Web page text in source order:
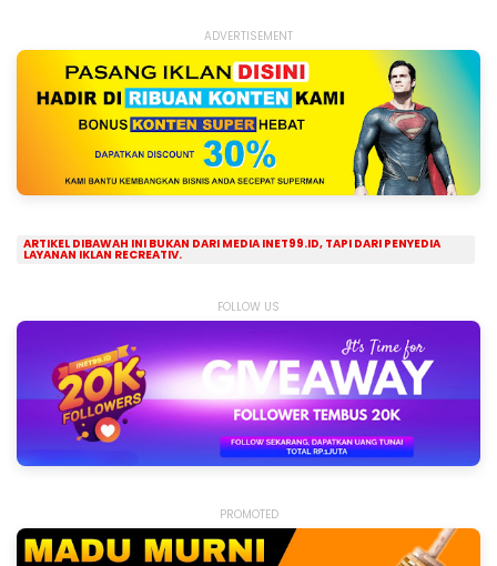
ADVERTISEMENT
ARTIKEL DIBAWAH INI BUKAN DARI MEDIA INET99.ID, TAPI DARI PENYEDIA
LAYANAN IKLAN RECREATIV.
FOLLOW US
PROMOTED